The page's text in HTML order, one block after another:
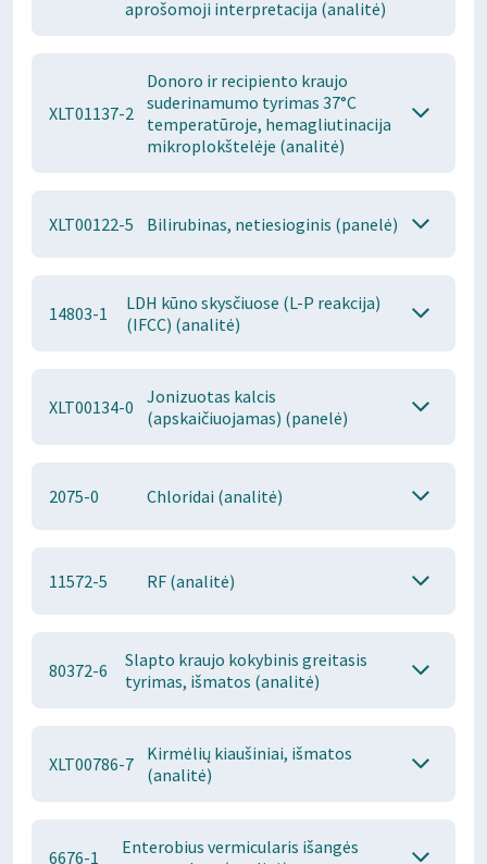
aprošomoji interpretacija (analitė)
XLT01137-2
Donoro ir recipiento kraujo
suderinamumo tyrimas 37°C
temperatūroje, hemagliutinacija
mikroplokštelėje (analitė)
XLT00122-5 Bilirubinas, netiesioginis (panelė)
14803-1
LDH kūno skysčiuose (L-P reakcija)
(IFCC) (analitė)
XLT00134-0
Jonizuotas kalcis
(apskaičiuojamas) (panelė)
2075-0 Chloridai (analitė)
11572-5 RF (analitė)
80372-6
Slapto kraujo kokybinis greitasis
tyrimas, išmatos (analitė)
XLT00786-7
Kirmėlių kiaušiniai, išmatos
(analitė)
6676-1
Enterobius vermicularis išangės